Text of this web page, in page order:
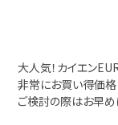
大人気！カイエン
非常にお買い得価
ご検討の際はお早